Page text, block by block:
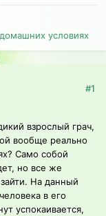
условиях
#1
взрослый грач,
вообще реально
Само собой
но все же
На данный
в его
успокаивается,